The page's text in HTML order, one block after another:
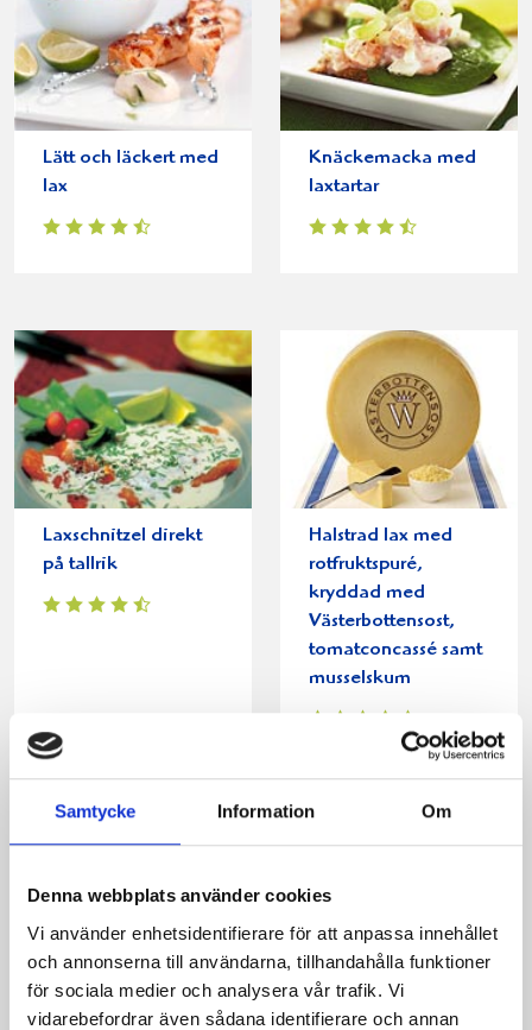
Samtycke Information Om
Denna webbplats använder cookies
Vi använder enhetsidentifierare för att anpassa innehållet
och annonserna till användarna, tillhandahålla funktioner
för sociala medier och analysera vår trafik. Vi
vidarebefordrar även sådana identifierare och annan
Lätt och läckert med
lax
Knäckemacka med
laxtartar
Laxschnitzel direkt
på tallrik
Halstrad lax med
rotfruktspuré,
kryddad med
Västerbottensost,
tomatconcassé samt
musselskum